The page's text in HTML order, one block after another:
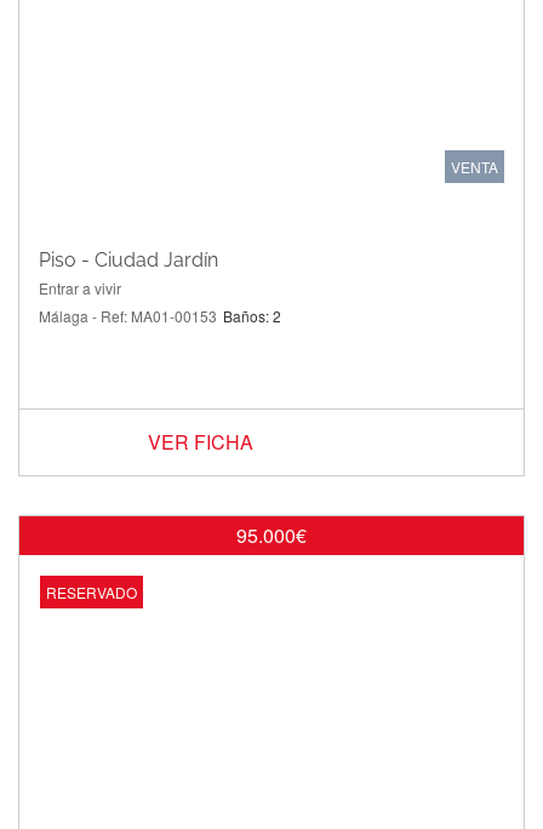
VENTA
Piso - Ciudad Jardín
Entrar a vivir
Málaga - Ref: MA01-00153 Baños: 2
VER FICHA
95.000€
RESERVADO